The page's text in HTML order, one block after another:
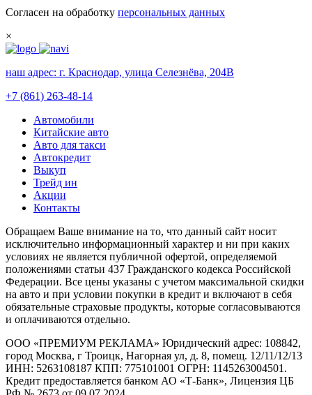
Согласен на обработку персональных данных
×
наш адрес: г. Краснодар, улица Селезнёва, 204В
+7 (861) 263-48-14
Автомобили
Китайские авто
Авто для такси
Автокредит
Выкуп
Трейд ин
Акции
Контакты
Обращаем Ваше внимание на то, что данный сайт носит
исключительно информационный характер и ни при каких
условиях не является публичной офертой, определяемой
положениями статьи 437 Гражданского кодекса Российской
Федерации. Все цены указаны с учетом максимальной скидки
на авто и при условии покупки в кредит и включают в себя
обязательные страховые продукты, которые согласовываются
и оплачиваются отдельно.
ООО «ПРЕМИУМ РЕКЛАМА» Юридический адрес: 108842,
город Москва, г Троицк, Нагорная ул, д. 8, помещ. 12/11/12/13
ИНН: 5263108187 КПП: 775101001 ОГРН: 1145263004501.
Кредит предоставляется банком АО «Т-Банк», Лицензия ЦБ